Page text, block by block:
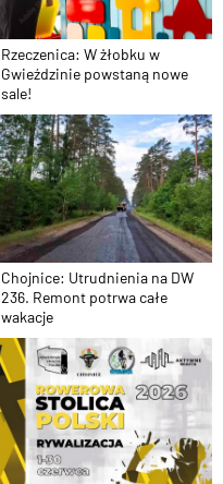
Rzeczenica: W żłobku w
Gwieździnie powstaną nowe
sale!
Chojnice: Utrudnienia na DW
236. Remont potrwa całe
wakacje